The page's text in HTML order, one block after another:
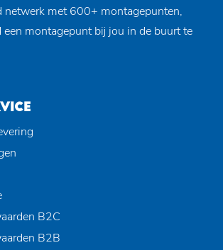
netwerk met 600+ montagepunten,
montagepunt bij jou in de buurt te
B2C
B2B